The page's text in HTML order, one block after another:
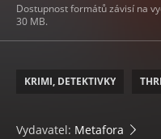
Dostupnost formátů závisí na
30 MB.
KRIMI, DETEKTIVKY
Vydavatel: Metafora